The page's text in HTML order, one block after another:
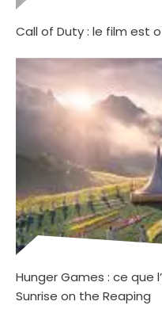
Call of Duty : le film est
Hunger Games : ce que
Sunrise on the Reaping